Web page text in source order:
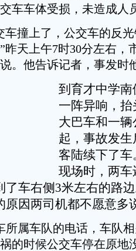
车车体受损，未造成人
撞上了，公交车的反光
昨天上午7时30分左右，
。他告诉记者，事发时
到育才中学
一阵异响，
大巴车和一
起，事故发
客陆续下了
现场时，两
了车右侧3米左右的路
原因两司机都不愿意多
属车队的电话，车队相
的时候公交车停在原地